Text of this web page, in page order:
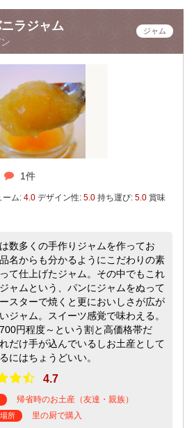
ラジャム ジャム
1件
ーム: 4.0 デザイン性: 5.0 持ち運び: 5.0 賞味
数多くの手作りジャムを作ってお
名からも分かるようにこだわりの素
て仕上げたジャム。その中でもこれ
ャムという、パンにジャムをぬって
スターで焼くと更においしさが広が
ジャム。スイーツ感覚で味わえる。
円程度～という割と高価格帯だ
だけ手が込んでいるしお土産として
にはちょうどいい。
4.7
帰省時のお土産（友達・親族）
所 里の厨で購入